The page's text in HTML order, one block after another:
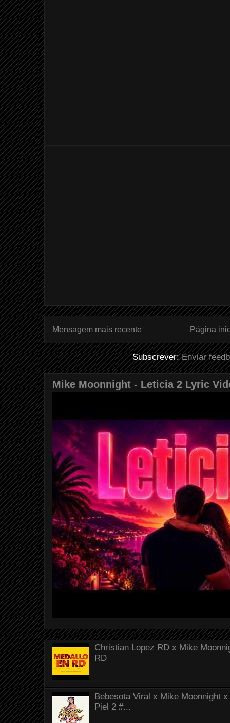
Mensagem mais recente Página
Subscrever:Enviar
Mike Moonnight - Leticia 2 Lyric
Christian Lopez RD x Mike
RD
Bebesota Viral x Mike Moonnight
Piel 2 #...